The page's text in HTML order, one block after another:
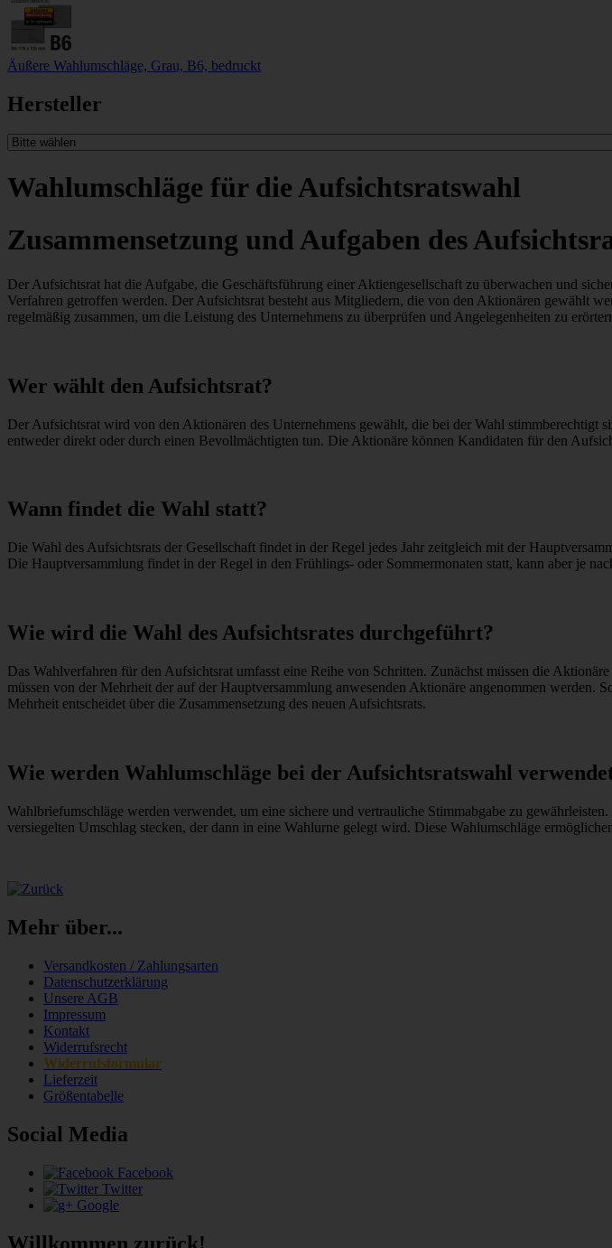
Äußere Wahlumschläge, Grau, B6, bedruckt
Hersteller
Wahlumschläge für die Aufsichtsratswahl
Zusammensetzung und Aufgaben des
Der Aufsichtsrat hat die Aufgabe, die Geschäftsführung einer Aktiengesellschaft zu überwachen und
Verfahren getroffen werden. Der Aufsichtsrat besteht aus Mitgliedern, die von den Aktionären gewählt
regelmäßig zusammen, um die Leistung des Unternehmens zu überprüfen und Angelegenheiten zu
Wer wählt den Aufsichtsrat?
Der Aufsichtsrat wird von den Aktionären des Unternehmens gewählt, die bei der Wahl
entweder direkt oder durch einen Bevollmächtigten tun. Die Aktionäre können Kandidaten für den
Wann findet die Wahl statt?
Die Wahl des Aufsichtsrats der Gesellschaft findet in der Regel jedes Jahr zeitgleich mit der
Die Hauptversammlung findet in der Regel in den Frühlings- oder Sommermonaten statt, kann aber je
Wie wird die Wahl des Aufsichtsrates durchgeführt?
Das Wahlverfahren für den Aufsichtsrat umfasst eine Reihe von Schritten. Zunächst müssen die
müssen von der Mehrheit der auf der Hauptversammlung anwesenden Aktionäre angenommen
Mehrheit entscheidet über die Zusammensetzung des neuen Aufsichtsrats.
Wie werden Wahlumschläge bei der Aufsichtsratswahl
Wahlbriefumschläge werden verwendet, um eine sichere und vertrauliche Stimmabgabe zu
versiegelten Umschlag stecken, der dann in eine Wahlurne gelegt wird. Diese Wahlumschläge
Mehr über...
Versandkosten / Zahlungsarten
Datenschutzerklärung
Unsere AGB
Impressum
Kontakt
Widerrufsrecht
Widerrufsformular
Lieferzeit
Größentabelle
Social Media
Facebook
Twitter
Google
Willkommen zurück!